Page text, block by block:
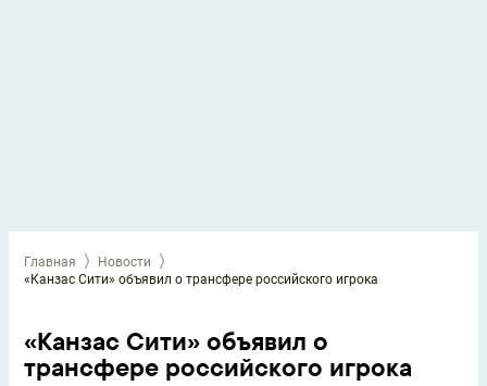
Главная
Новости
«Канзас Сити» объявил о трансфере российского игрока
«Канзас Сити» объявил о
трансфере российского игрока